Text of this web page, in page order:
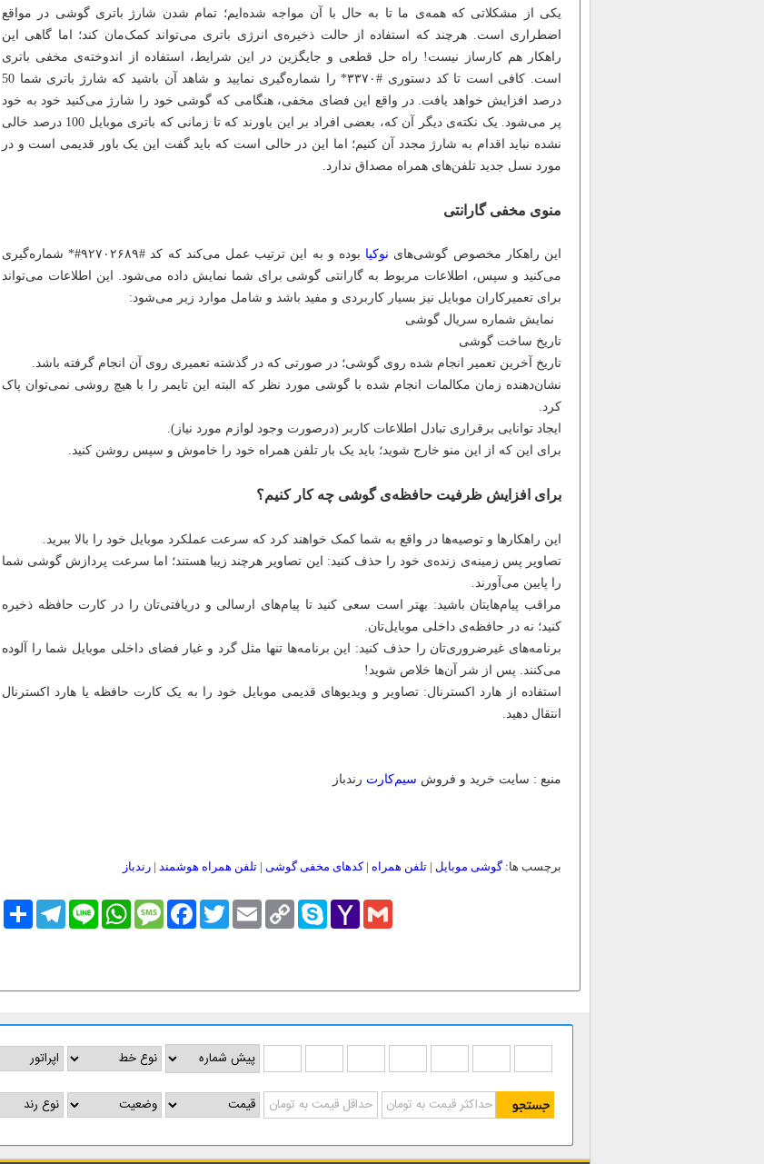
یکی از مشکلاتی که همه‌ی ما تا به حال با آن مواجه شده‌ایم؛ تمام شدن شارژ باتری گوشی در مواقع
اضطراری است. هرچند که استفاده از حالت ذخیره‌ی انرژی باتری می‌تواند کمک‌مان کند؛ اما گاهی این
راهکار هم کارساز نیست! راه حل قطعی و جایگزین در این شرایط، استفاده از اندوخته‌ی مخفی باتری
است. کافی است تا کد دستوری #۳۳۷۰* را شماره‌گیری نمایید و شاهد آن باشید که شارژ باتری شما 50
درصد افزایش خواهد یافت. در واقع این فضای مخفی، هنگامی که گوشی خود را شارژ می‌کنید خود به خود
پر می‌شود. یک نکته‌ی دیگر آن که، بعضی افراد بر این باورند که تا زمانی که باتری موبایل 100 درصد خالی
نشده نباید اقدام به شارژ مجدد آن کنیم؛ اما این در حالی است که باید گفت این یک باور قدیمی است و در
مورد نسل جدید تلفن‌های همراه مصداق ندارد.
منوی مخفی گارانتی
این راهکار مخصوص گوشی‌های نوکیا
بوده و به این ترتیب عمل می‌کند که کد #۹۲۷۰۲۶۸۹#* شماره‌گیری
می‌کنید و سپس، اطلاعات مربوط به گارانتی گوشی برای شما نمایش داده می‌شود. این اطلاعات می‌تواند
برای تعمیرکاران موبایل نیز بسیار کاربردی و مفید باشد و شامل موارد زیر می‌شود:
نمایش شماره سریال گوشی
تاریخ ساخت گوشی
تاریخ آخرین تعمیر انجام شده روی گوشی؛ در صورتی که در گذشته تعمیری روی آن انجام گرفته باشد.
نشان‌دهنده زمان مکالمات انجام شده با گوشی مورد نظر که البته این تایمر را با هیچ روشی نمی‌توان پاک
کرد.
ایجاد توانایی برقراری تبادل اطلاعات کاربر (درصورت وجود لوازم مورد نیاز).
برای این که از این منو خارج شوید؛ باید یک بار تلفن همراه خود را خاموش و سپس روشن کنید.
برای افزایش ظرفیت حافظه‌ی گوشی چه کار کنیم؟
این راهکارها و توصیه‌ها در واقع به شما کمک خواهند کرد که سرعت عملکرد موبایل خود را بالا ببرید.
تصاویر پس زمینه‌ی زنده‌ی خود را حذف کنید: این تصاویر هرچند زیبا هستند؛ اما سرعت پردازش گوشی شما
را پایین می‌آورند.
مراقب پیام‌هایتان باشید: بهتر است سعی کنید تا پیام‌های ارسالی و دریافتی‌تان را در کارت حافظه ذخیره
کنید؛ نه در حافظه‌ی داخلی موبایل‌تان.
برنامه‌های غیرضروری‌تان را حذف کنید: این برنامه‌ها تنها مثل گرد و غبار فضای داخلی موبایل شما را آلوده
می‌کنند. پس از شر آن‌ها خلاص شوید!
استفاده از هارد اکسترنال: تصاویر و ویدیوهای قدیمی موبایل خود را به یک کارت حافظه یا هارد اکسترنال
انتقال دهید.
منبع : سایت خرید و فروش سیم‌کارت رندباز
برچسب ها:گوشی موبایل | تلفن همراه |کدهای مخفی گوشی | تلفن همراه هوشمند | رندباز
اشتراکTelegram Line
WhatsAppMessageFacebookTwitter Email
Copy
Link
Skype Yahoo Gmail